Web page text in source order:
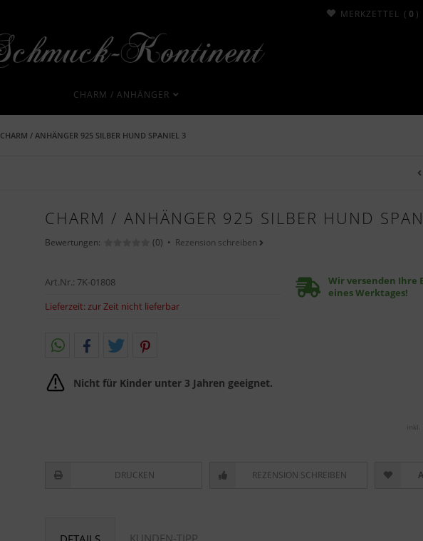
MERKZETTEL ( 0 )
CHARM / ANHÄNGER
CHARM / ANHÄNGER 925 SILBER HUND SPANIEL 3
CHARM / ANHÄNGER 925 SILBER HUND
Bewertungen: (0) • Rezension schreiben
Art.Nr.: 7K-01808
Lieferzeit:zur Zeit nicht lieferbar
Nicht für Kinder unter 3 Jahren geeignet.
Wir versenden Ihre
eines Werktages!
DRUCKEN REZENSION SCHREIBEN
KUNDEN-TIPP